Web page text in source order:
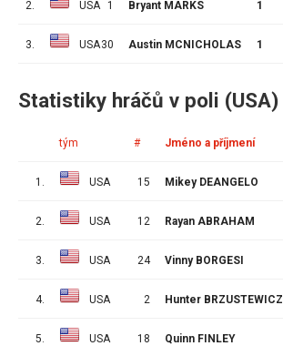
2. USA 1 Bryant MARKS 1
3. USA30 Austin MCNICHOLAS 1
Statistiky hráčů v poli (USA)
tým # Jméno a příjmení
1. USA 15 Mikey DEANGELO
2. USA 12 Rayan ABRAHAM
3. USA 24 Vinny BORGESI
4. USA 2 Hunter BRZUSTEWICZ
5. USA 18 Quinn FINLEY